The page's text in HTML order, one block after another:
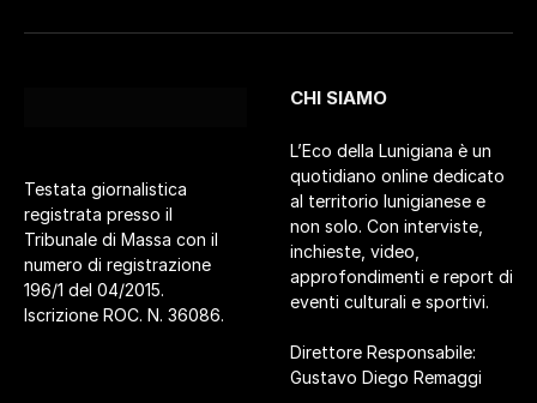
Testata giornalistica
registrata presso il
Tribunale di Massa con il
numero di registrazione
196/1 del 04/2015.
Iscrizione ROC. N. 36086.
CHI SIAMO
L’Eco della Lunigiana è un
quotidiano online dedicato
al territorio lunigianese e
non solo. Con interviste,
inchieste, video,
approfondimenti e report di
eventi culturali e sportivi.
Direttore Responsabile:
Gustavo Diego Remaggi